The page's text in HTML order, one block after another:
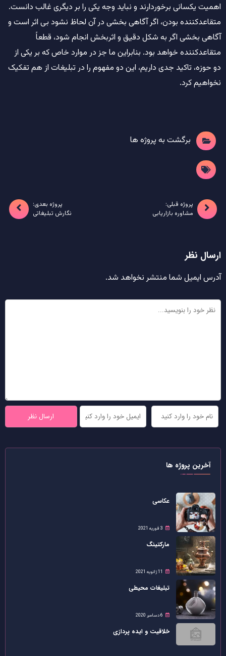
اهمیت یکسانی برخوردارند و نباید وجه یکی را بر دیگری غالب دانست.
متقاعدکننده بودن، اگر آگاهی بخشی در آن لحاظ نشود بی اثر است و
آگاهی بخشی اگر به شکل دقیق و اثربخش انجام شود، قطعاً
متقاعدکننده خواهد بود. بنابراین ما جز در موارد خاص که بر یکی از
دو حوزه، تاکید جدی داریم، این دو مفهوم را در تبلیغات از هم تفکیک
نخواهیم کرد.
برگشت به پروژه ها
پروژه قبلی:
مشاوره بازاریابی
پروژه بعدی:
نگارش تبلیغاتی
ارسال نظر
آدرس ایمیل شما منتشر نخواهد شد.
آخرین پروژه ها
عکاسی
3 فوریه 2021
مارکتینگ
11 ژانویه 2021
تبلیغات محیطی
6 دسامبر 2020
خلاقیت و ایده پردازی